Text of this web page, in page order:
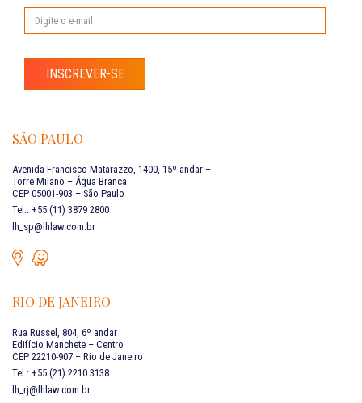
INSCREVER-SE
SÃO PAULO
Avenida Francisco Matarazzo, 1400, 15º andar –
Torre Milano – Água Branca
CEP 05001-903 – São Paulo
Tel.: +55 (11) 3879 2800
lh_sp@lhlaw.com.br
RIO DE JANEIRO
Rua Russel, 804, 6º andar
Edifício Manchete – Centro
CEP 22210-907 – Rio de Janeiro
Tel.: +55 (21) 2210 3138
lh_rj@lhlaw.com.br